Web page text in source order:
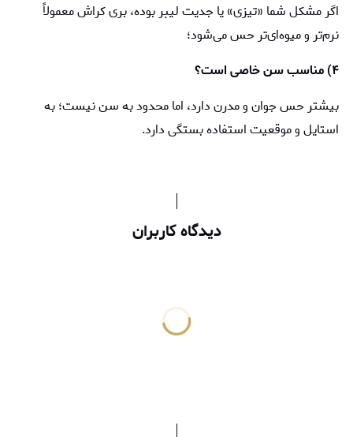
اگر مشکل شما «تیزی» یا جدیت لیبر بوده، بری کراش معمولاً
نرم‌تر و میوه‌ای‌تر حس می‌شود؛
۴) مناسب سن خاصی است؟
بیشتر حس جوان و مدرن دارد، اما محدود به سن نیست؛ به
استایل و موقعیت استفاده بستگی دارد.
دیدگاه کاربران